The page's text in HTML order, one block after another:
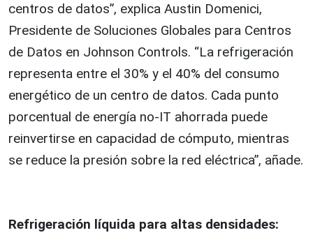
centros de datos”, explica Austin Domenici,
Presidente de Soluciones Globales para Centros
de Datos en Johnson Controls. “La refrigeración
representa entre el 30% y el 40% del consumo
energético de un centro de datos. Cada punto
porcentual de energía no-IT ahorrada puede
reinvertirse en capacidad de cómputo, mientras
se reduce la presión sobre la red eléctrica”, añade.
Refrigeración líquida para altas densidades: